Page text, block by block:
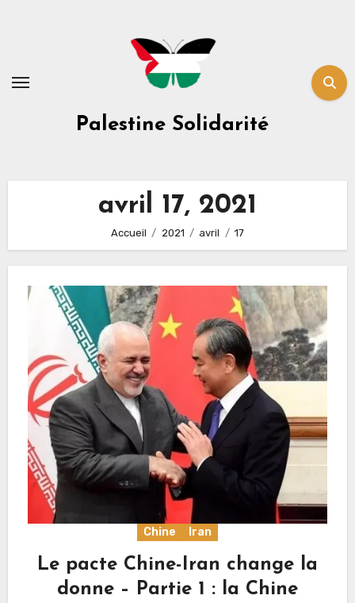
Palestine Solidarité
avril 17, 2021
Accueil 2021 avril 17
Chine Iran
Le pacte Chine-Iran change la
donne – Partie 1 : la Chine